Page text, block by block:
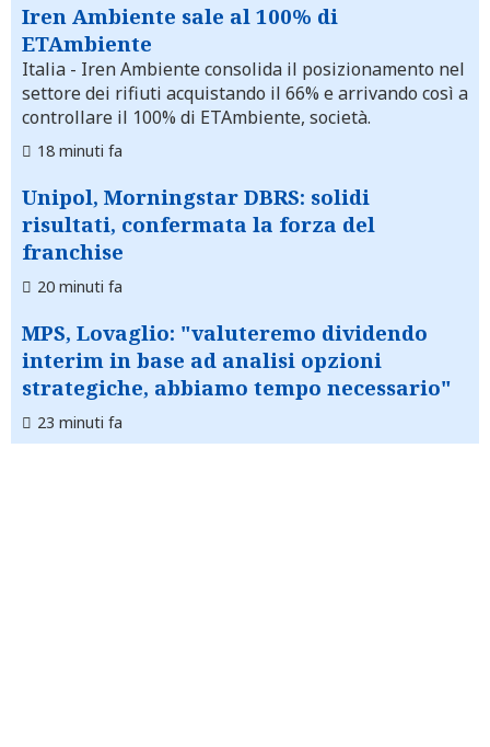
Iren Ambiente sale al 100% di
ETAmbiente
Italia - Iren Ambiente consolida il posizionamento nel
settore dei rifiuti acquistando il 66% e arrivando così a
controllare il 100% di ETAmbiente, società.
18 minuti fa
Unipol, Morningstar DBRS: solidi
risultati, confermata la forza del
franchise
20 minuti fa
MPS, Lovaglio: "valuteremo dividendo
interim in base ad analisi opzioni
strategiche, abbiamo tempo necessario"
23 minuti fa